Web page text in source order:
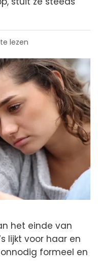
lezen
het einde van
lijkt voor haar en
formeel en